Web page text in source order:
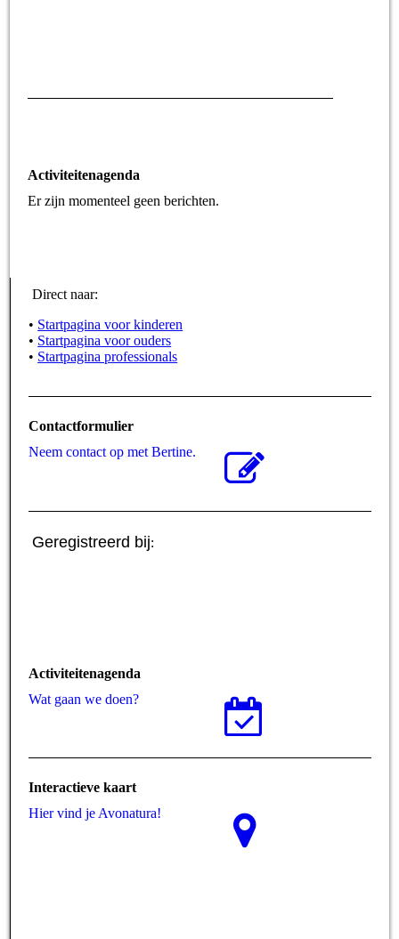
Activiteitenagenda
Er zijn momenteel geen berichten.
Direct naar:
• Startpagina voor kinderen
• Startpagina voor ouders
• Startpagina professionals
Contactformulier
Neem contact op met Bertine.
Geregistreerd bij:
Activiteitenagenda
Wat gaan we doen?
Interactieve kaart
Hier vind je Avonatura!